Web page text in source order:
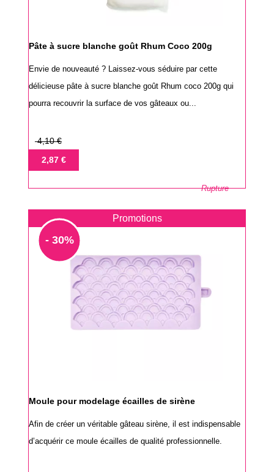
Pâte à sucre blanche goût Rhum Coco 200g
Envie de nouveauté ? Laissez-vous séduire par cette
délicieuse pâte à sucre blanche goût Rhum coco 200g qui
pourra recouvrir la surface de vos gâteaux ou...
Prix
base
4,10 €
Prix2,87 €
Rupture
Promotions
- 30%
Moule pour modelage écailles de sirène
Afin de créer un véritable gâteau sirène, il est indispensable
d’acquérir ce moule écailles de qualité professionnelle.